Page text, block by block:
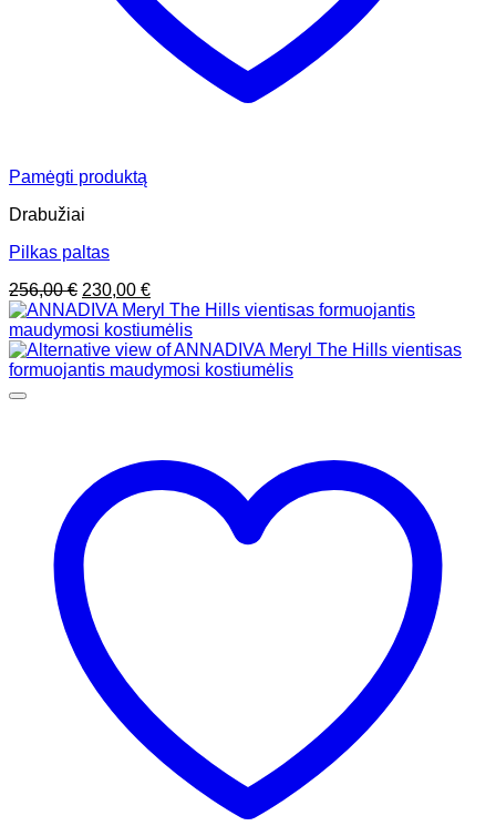
Pamėgti produktą
Drabužiai
Pilkas paltas
256,00€ Original
price
was:
256,00 €.
230,00 €Current
price
is:
230,00 €.